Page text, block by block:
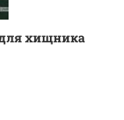
для хищника